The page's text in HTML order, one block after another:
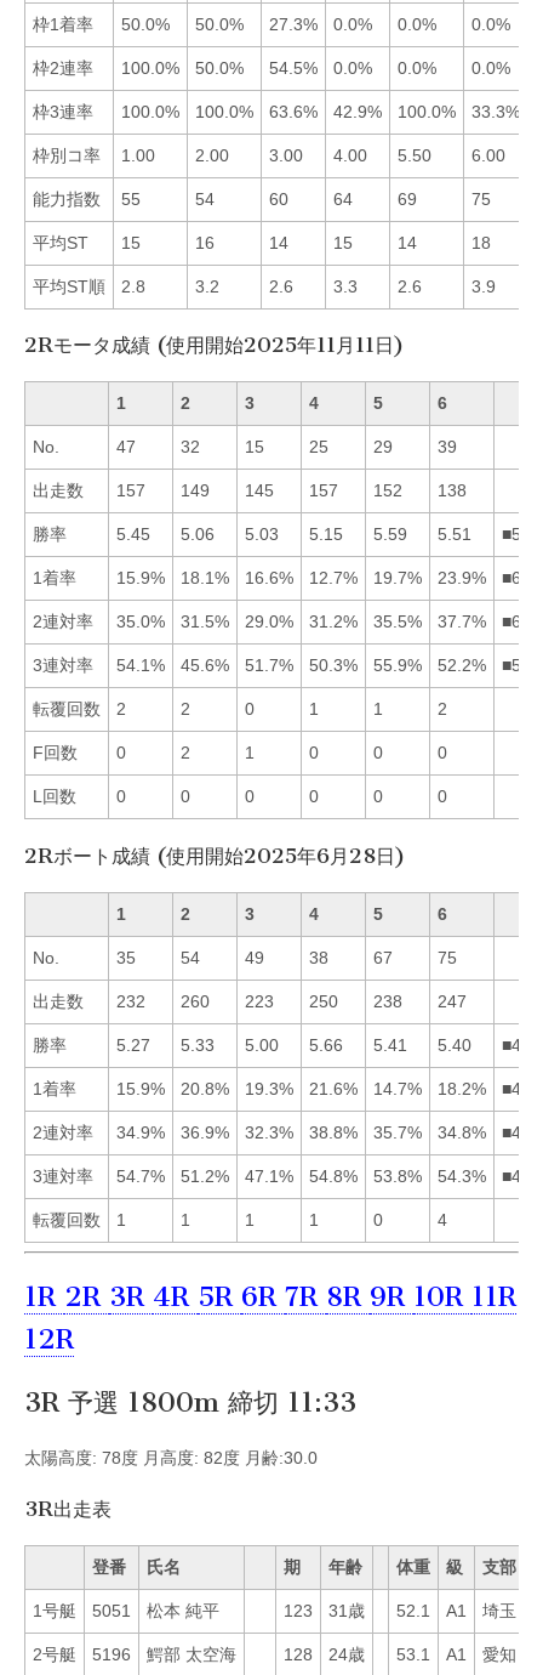
枠1着率 50.0% 50.0% 27.3% 0.0% 0.0% 0.0%
枠2連率 100.0% 50.0% 54.5% 0.0% 0.0% 0.0%
枠3連率 100.0% 100.0% 63.6% 42.9% 100.0% 33.3%
枠別コ率 1.00 2.00 3.00 4.00 5.50 6.00
能力指数 55 54 60 64 69 75
平均ST 15 16 14 15 14 18
平均ST順 2.8 3.2 2.6 3.3 2.6 3.9
2Rモータ成績 (使用開始2025年11月11日)
1 2 3 4 5 6
No. 47 32 15 25 29 39
出走数 157 149 145 157 152 138
勝率 5.45 5.06 5.03 5.15 5.59 5.51
1着率 15.9% 18.1% 16.6% 12.7% 19.7% 23.9%
2連対率 35.0% 31.5% 29.0% 31.2% 35.5% 37.7%
3連対率 54.1% 45.6% 51.7% 50.3% 55.9% 52.2%
転覆回数 2 2 0 1 1 2
F回数 0 2 1 0 0 0
L回数 0 0 0 0 0 0
2Rボート成績 (使用開始2025年6月28日)
1 2 3 4 5 6
No. 35 54 49 38 67 75
出走数 232 260 223 250 238 247
勝率 5.27 5.33 5.00 5.66 5.41 5.40
1着率 15.9% 20.8% 19.3% 21.6% 14.7% 18.2%
2連対率 34.9% 36.9% 32.3% 38.8% 35.7% 34.8%
3連対率 54.7% 51.2% 47.1% 54.8% 53.8% 54.3%
転覆回数 1 1 1 1 0 4
1R 2R 3R 4R 5R 6R 7R 8R 9R 10R 11R
12R
3R 予選 1800m 締切 11:33
太陽高度: 78度 月高度: 82度 月齢:30.0
3R出走表
登番 氏名 期 年齢 体重 級 支部
1号艇 5051 松本 純平 123 31歳 52.1 A1 埼玉
2号艇 5196 鰐部 太空海 128 24歳 53.1 A1 愛知